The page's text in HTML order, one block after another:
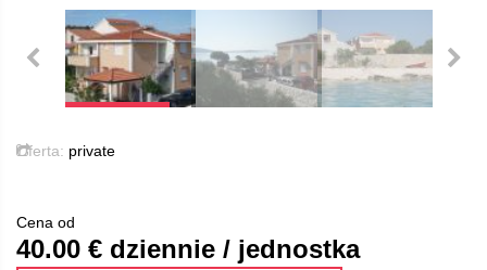
Oferta: private
Cena od
40.00 € dziennie / jednostka